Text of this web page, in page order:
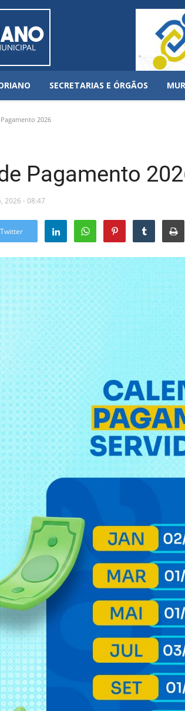
SECRETARIAS E ÓRGÃOS
2026
Pagamento
2026 - 08:47
Twitter